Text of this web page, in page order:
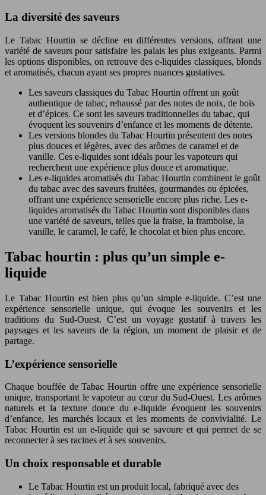
La diversité des saveurs
Le Tabac Hourtin se décline en différentes versions, offrant une
variété de saveurs pour satisfaire les palais les plus exigeants. Parmi
les options disponibles, on retrouve des e-liquides classiques, blonds
et aromatisés, chacun ayant ses propres nuances gustatives.
Les saveurs classiques du Tabac Hourtin offrent un goût
authentique de tabac, rehaussé par des notes de noix, de bois
et d’épices. Ce sont les saveurs traditionnelles du tabac, qui
évoquent les souvenirs d’enfance et les moments de détente.
Les versions blondes du Tabac Hourtin présentent des notes
plus douces et légères, avec des arômes de caramel et de
vanille. Ces e-liquides sont idéals pour les vapoteurs qui
recherchent une expérience plus douce et aromatique.
Les e-liquides aromatisés du Tabac Hourtin combinent le goût
du tabac avec des saveurs fruitées, gourmandes ou épicées,
offrant une expérience sensorielle encore plus riche. Les e-
liquides aromatisés du Tabac Hourtin sont disponibles dans
une variété de saveurs, telles que la fraise, la framboise, la
vanille, le caramel, le café, le chocolat et bien plus encore.
Tabac hourtin : plus qu’un simple e-
liquide
Le Tabac Hourtin est bien plus qu’un simple e-liquide. C’est une
expérience sensorielle unique, qui évoque les souvenirs et les
traditions du Sud-Ouest. C’est un voyage gustatif à travers les
paysages et les saveurs de la région, un moment de plaisir et de
partage.
L’expérience sensorielle
Chaque bouffée de Tabac Hourtin offre une expérience sensorielle
unique, transportant le vapoteur au cœur du Sud-Ouest. Les arômes
naturels et la texture douce du e-liquide évoquent les souvenirs
d’enfance, les marchés locaux et les moments de convivialité. Le
Tabac Hourtin est un e-liquide qui se savoure et qui permet de se
reconnecter à ses racines et à ses souvenirs.
Un choix responsable et durable
Le Tabac Hourtin est un produit local, fabriqué avec des